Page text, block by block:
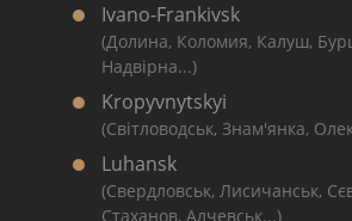
Ivano-Frankivsk
(Долина, Коломия, Калуш,
Надвірна...)
Kropyvnytskyi
(Світловодськ, Знам'янка,
Luhansk
(Свердловськ, Лисичанськ,
Стаханов, Алчевськ...)